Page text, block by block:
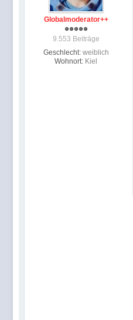
Globalmoderator++
9.553 Beiträge
Geschlecht: weiblich
Wohnort: Kiel